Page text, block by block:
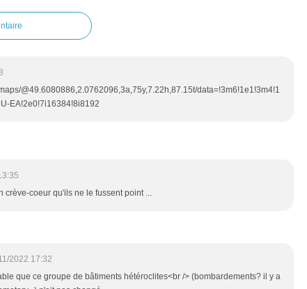
@49.6080886,2.0762096,3a,75y,7.22h,87.15t/data=!3m6!1e1!3m4!1
EA!2e0!7i16384!8i8192
crève-coeur qu'ils ne le fussent point ...
2022 17:32
que ce groupe de bâtiments hétéroclites<br /> (bombardements? il y a